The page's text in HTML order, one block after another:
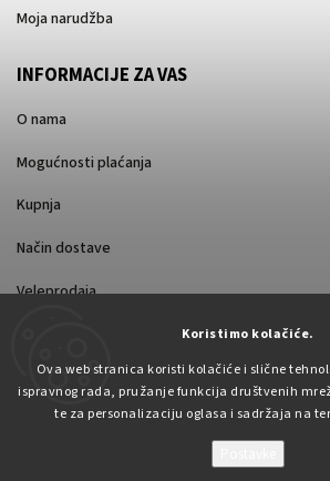
Koristimo kolačiće.
Ova web stranica koristi kolačiće i slične
ispravnog rada, pružanje funkcija društvenih
te za personalizaciju oglasa i sadržaja na
Moja narudžba
INFORMACIJE ZA VAS
O nama
Mogućnosti plaćanja
Kupnja
Način dostave
Veleprodaja